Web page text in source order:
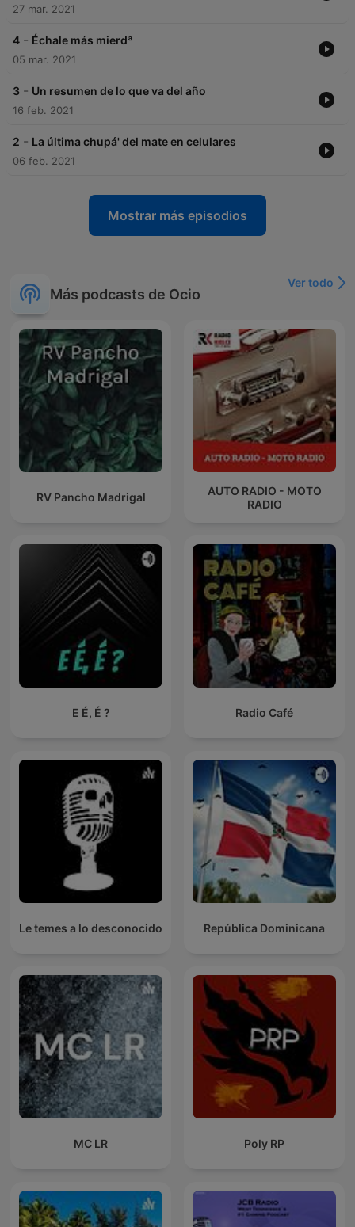
27 mar. 2021
4 - Échale más mierdª
05 mar. 2021
3 - Un resumen de lo que va del año
16 feb. 2021
2 - La última chupá' del mate en celulares
06 feb. 2021
Mostrar más episodios
Más podcasts de Ocio
Ver todo
RV Pancho Madrigal
AUTO RADIO - MOTO
RADIO
E É, É ? Radio Café
Le temes a lo desconocido República Dominicana
MC LR Poly RP